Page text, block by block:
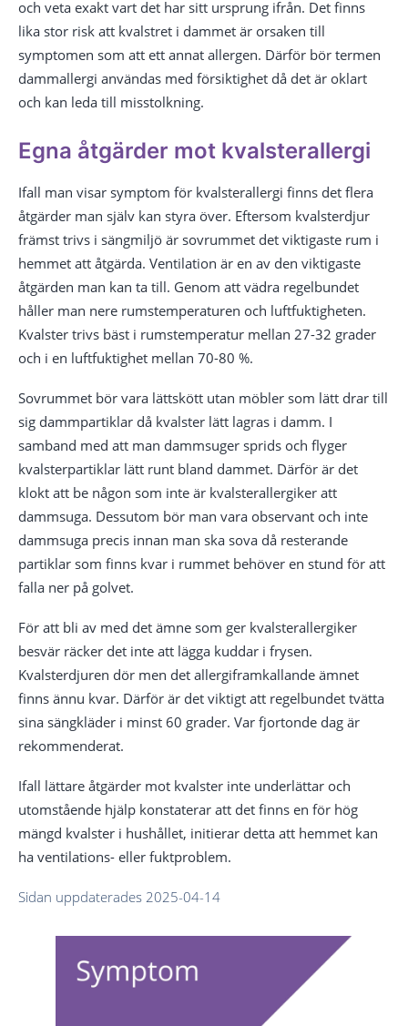
och veta exakt vart det har sitt ursprung ifrån. Det finns
lika stor risk att kvalstret i dammet är orsaken till
symptomen som att ett annat allergen. Därför bör termen
dammallergi användas med försiktighet då det är oklart
och kan leda till misstolkning.
Egna åtgärder mot kvalsterallergi
Ifall man visar symptom för kvalsterallergi finns det flera
åtgärder man själv kan styra över. Eftersom kvalsterdjur
främst trivs i sängmiljö är sovrummet det viktigaste rum i
hemmet att åtgärda. Ventilation är en av den viktigaste
åtgärden man kan ta till. Genom att vädra regelbundet
håller man nere rumstemperaturen och luftfuktigheten.
Kvalster trivs bäst i rumstemperatur mellan 27-32 grader
och i en luftfuktighet mellan 70-80 %.
Sovrummet bör vara lättskött utan möbler som lätt drar till
sig dammpartiklar då kvalster lätt lagras i damm. I
samband med att man dammsuger sprids och flyger
kvalsterpartiklar lätt runt bland dammet. Därför är det
klokt att be någon som inte är kvalsterallergiker att
dammsuga. Dessutom bör man vara observant och inte
dammsuga precis innan man ska sova då resterande
partiklar som finns kvar i rummet behöver en stund för att
falla ner på golvet.
För att bli av med det ämne som ger kvalsterallergiker
besvär räcker det inte att lägga kuddar i frysen.
Kvalsterdjuren dör men det allergiframkallande ämnet
finns ännu kvar. Därför är det viktigt att regelbundet tvätta
sina sängkläder i minst 60 grader. Var fjortonde dag är
rekommenderat.
Ifall lättare åtgärder mot kvalster inte underlättar och
utomstående hjälp konstaterar att det finns en för hög
mängd kvalster i hushållet, initierar detta att hemmet kan
ha ventilations- eller fuktproblem.
Sidan uppdaterades 2025-04-14